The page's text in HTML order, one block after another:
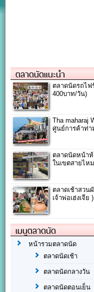
ตลาดนัดแนะนำ
ตลาดนัดรถไฟ
400บาท/วัน)
Tha maharaj
ศูนย์การค้าท่า
ตลาดนัดหน้าห้
ในเขตสายไหม
ตลาดเช้าสวน
เจ้าพ่อเฮ่งเจีย )
เมนูตลาดนัด
หน้ารวมตลาดนัด
ตลาดนัดเช้า
ตลาดนัดกลางวัน
ตลาดนัดตอนเย็น